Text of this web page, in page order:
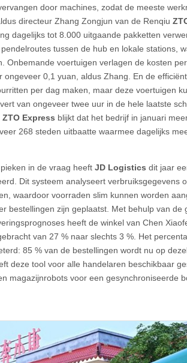
door machines, zodat de meeste
directeur Zhang Zongjun van de Renqiu
dagelijks tot 8.000 uitgaande pakketten
tussen de hub en lokale stations,
Onbemande voertuigen verlagen de kosten
0,1 yuan, aldus Zhang. En de
per dag maken, maar deze voertuigen
van ongeveer twee uur in de hele laatste
ZTO Express blijkt dat het bedrijf in januari
268 steden uitbaatte waarmee dagelijks
in de vraag heeft JD Logistics dit jaar
Dit systeem analyseert verbruiksgegevens
waardoor voorraden slim kunnen worden
bestellingen zijn geplaatst. Met behulp van de
heeft de winkel van Chen
van 27 % naar slechts 3 %. Het
85 % van de bestellingen wordt nu op
deze tool voor alle handelaren beschikbaar
magazijnrobots voor een gesynchroniseerde